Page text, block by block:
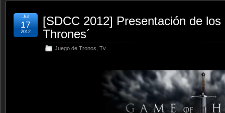
[SDCC 2012] Presentación de
Thrones´
Juego de Tronos Tv
Jul
17
2012